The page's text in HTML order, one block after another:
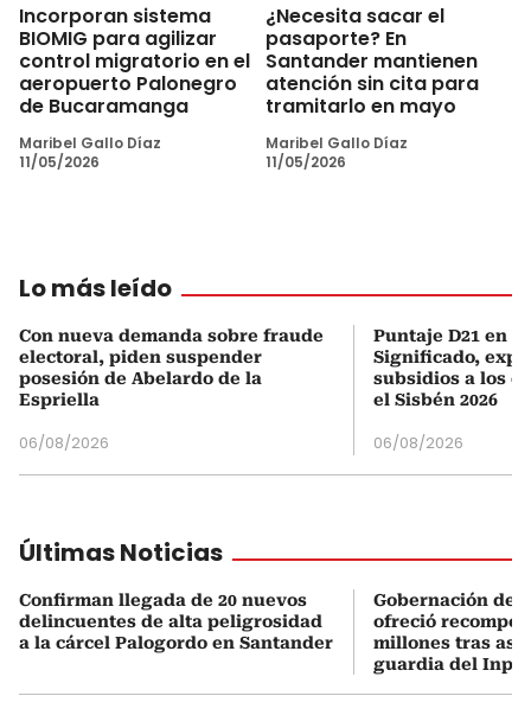
Incorporan sistema
BIOMIG para agilizar
control migratorio en el
aeropuerto Palonegro
de Bucaramanga
Maribel Gallo Díaz
11/05/2026
¿Necesita sacar el
pasaporte? En
Santander mantienen
atención sin cita para
tramitarlo en mayo
Maribel Gallo Díaz
11/05/2026
Lo más leído
Con nueva demanda sobre fraude
electoral, piden suspender
posesión de Abelardo de la
Espriella
06/08/2026
Puntaje D21 en
Significado,
subsidios a los
el Sisbén 2026
06/08/2026
Últimas Noticias
Confirman llegada de 20 nuevos
delincuentes de alta peligrosidad
a la cárcel Palogordo en Santander
Gobernación de
ofreció
millones tras
guardia del